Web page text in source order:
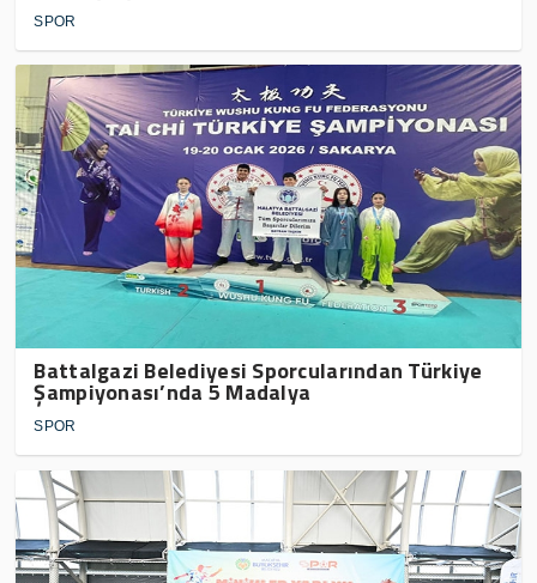
SPOR
Battalgazi Belediyesi Sporcularından Türkiye
Şampiyonası’nda 5 Madalya
SPOR